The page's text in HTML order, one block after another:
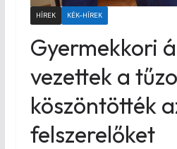
HÍREK KÉK-HÍREK
Gyermekkori
vezettek a
köszöntötték
felszerelőket